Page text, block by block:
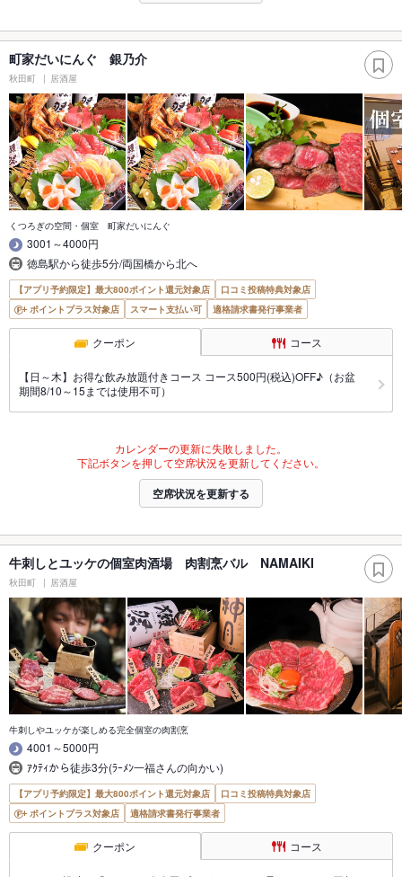
町家だいにんぐ 銀乃介
秋田町 居酒屋
くつろぎの空間・個室 町家だいにんぐ
3001～4000円
徳島駅から徒歩5分/両国橋から北へ
【アプリ予約限定】最大800ポイント還元対象店
口コミ投稿特典対象店
ポイントプラス対象店
スマート支払い可 適格請求書発行事業者
クーポン コース
【日～木】お得な飲み放題付きコース コース500円(税込)OFF♪（お盆
期間8/10～15までは使用不可）
カレンダーの更新に失敗しました。
下記ボタンを押して空席状況を更新してください。
空席状況を更新する
牛刺しとユッケの個室肉酒場 肉割烹バル NAMAIKI
秋田町 居酒屋
牛刺しやユッケが楽しめる完全個室の肉割烹
4001～5000円
ｱｸﾃｨから徒歩3分(ﾗｰﾒﾝ一福さんの向かい)
【アプリ予約限定】最大800ポイント還元対象店
口コミ投稿特典対象店
ポイントプラス対象店
適格請求書発行事業者
クーポン コース